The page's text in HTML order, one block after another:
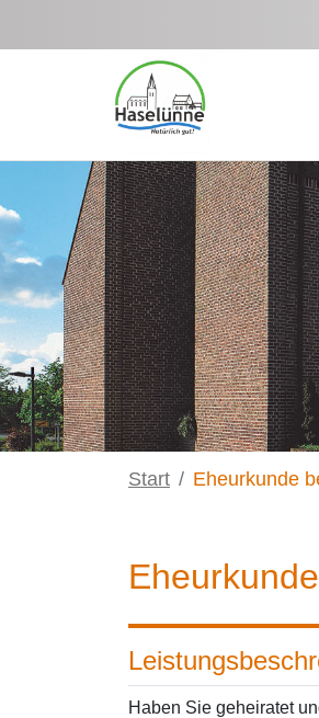
Start Eheurkunde
Haben Sie geheiratet